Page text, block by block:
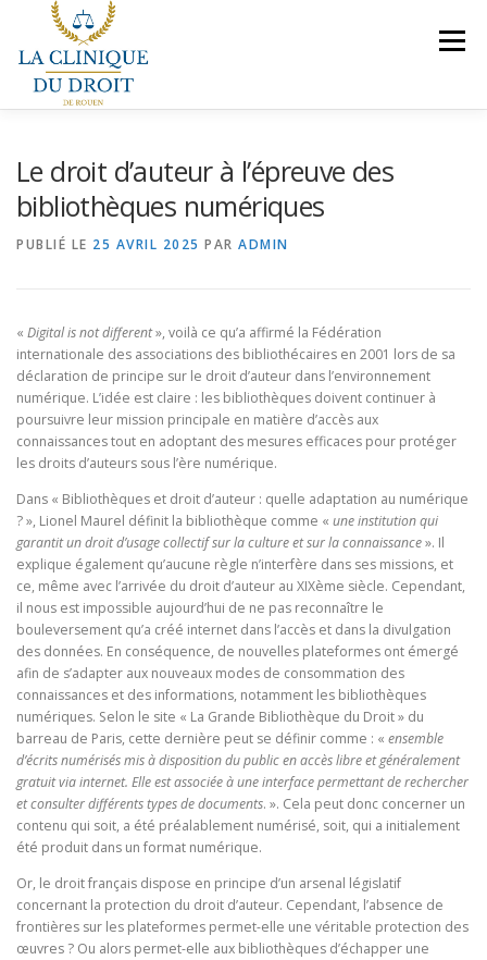
contenu
Menu
Le droit d’auteur à l’épreuve des
bibliothèques numériques
PUBLIÉ LE 25 AVRIL 2025 PAR ADMIN
« Digital is not different», voilà ce qu’a affirmé la Fédération
internationale des associations des bibliothécaires en 2001 lors de sa
déclaration de principe sur le droit d’auteur dans l’environnement
numérique. L’idée est claire : les bibliothèques doivent continuer à
poursuivre leur mission principale en matière d’accès aux
connaissances tout en adoptant des mesures efficaces pour protéger
les droits d’auteurs sous l’ère numérique.
Dans « Bibliothèques et droit d’auteur : quelle adaptation au numérique
? », Lionel Maurel définit la bibliothèque comme « une institution qui
garantit un droit d’usage collectif sur la culture et sur la connaissance». Il
explique également qu’aucune règle n’interfère dans ses missions, et
ce, même avec l’arrivée du droit d’auteur au XIXème siècle. Cependant,
il nous est impossible aujourd’hui de ne pas reconnaître le
bouleversement qu’a créé internet dans l’accès et dans la divulgation
des données. En conséquence, de nouvelles plateformes ont émergé
afin de s’adapter aux nouveaux modes de consommation des
connaissances et des informations, notamment les bibliothèques
numériques. Selon le site « La Grande Bibliothèque du Droit » du
barreau de Paris, cette dernière peut se définir comme : « ensemble
d’écrits numérisés mis à disposition du public en accès libre et généralement
gratuit via internet. Elle est associée à une interface permettant de rechercher
et consulter différents types de documents. ». Cela peut donc concerner un
contenu qui soit, a été préalablement numérisé, soit, qui a initialement
été produit dans un format numérique.
Or, le droit français dispose en principe d’un arsenal législatif
concernant la protection du droit d’auteur. Cependant, l’absence de
frontières sur les plateformes permet-elle une véritable protection des
œuvres ? Ou alors permet-elle aux bibliothèques d’échapper une